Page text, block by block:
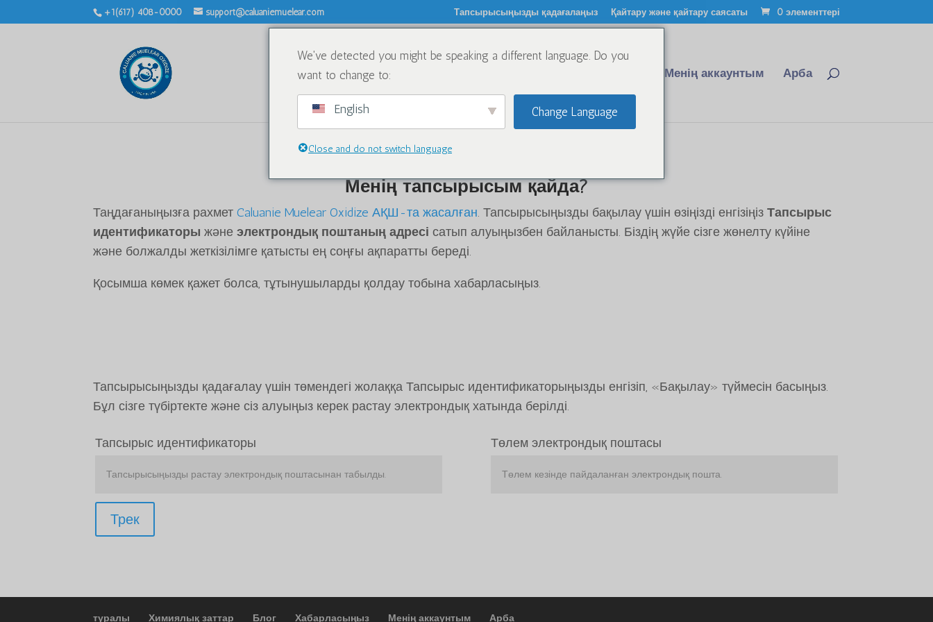
+1(617) 408-0000 support@caluaniemuelear.com Тапсырысыңызды қадағалаңыз Қайтару және қайтару саясаты 0 элементтері
туралы Менің аккаунтым Арба
Менің тапсырысым қайда?
Таңдағаныңызға рахметCaluanie Muelear Oxidize АҚШ-та жасалған. Тапсырысыңызды бақылау үшін өзіңізді енгізіңізТапсырыс
идентификаторы жәнеэлектрондық поштаның адресі сатып алуыңызбен байланысты. Біздің жүйе сізге жөнелту күйіне
және болжалды жеткізілімге қатысты ең соңғы ақпаратты береді.
Қосымша көмек қажет болса, тұтынушыларды қолдау тобына хабарласыңыз.
Тапсырысыңызды қадағалау үшін төмендегі жолаққа Тапсырыс идентификаторыңызды енгізіп, «Бақылау» түймесін басыңыз.
Бұл сізге түбіртекте және сіз алуыңыз керек растау электрондық хатында берілді.
Тапсырыс идентификаторы Төлем электрондық поштасы
Трек
туралы Химиялық заттар Блог Хабарласыңыз Менің аккаунтым Арба
We've detected you might be speaking a different language. Do you
want to change to:
English Change Language
Close and do not switch language
Tiếng Việt